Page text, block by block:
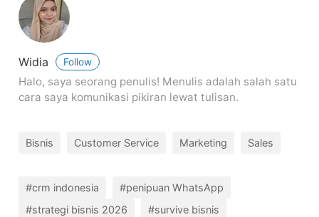
Widia Follow
Halo, saya seorang penulis! Menulis adalah salah satu
cara saya komunikasi pikiran lewat tulisan.
Bisnis Customer Service Marketing Sales
#crm indonesia
#penipuan WhatsApp
#strategi bisnis 2026
#survive bisnis